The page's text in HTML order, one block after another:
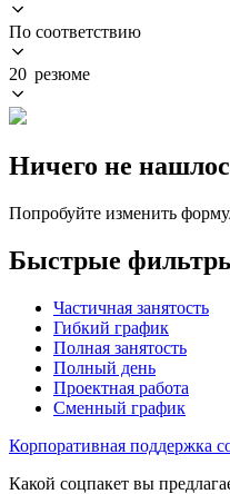
По соответствию
20 резюме
Ничего не
Попробуйте изменить
Быстрые
Частичная занятость
Гибкий график
Полная занятость
Полный день
Проектная работа
Сменный график
Корпоративная поддержка
Какой соцпакет вы